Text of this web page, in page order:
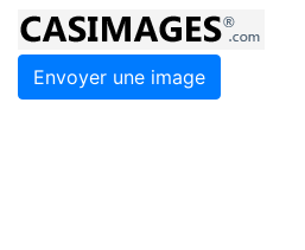
Envoyer une image